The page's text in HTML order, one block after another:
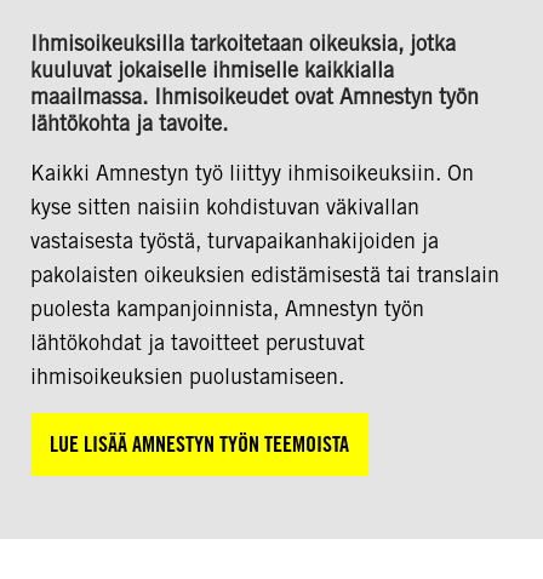
Ihmisoikeuksilla tarkoitetaan oikeuksia, jotka
kuuluvat jokaiselle ihmiselle kaikkialla
maailmassa. Ihmisoikeudet ovat Amnestyn työn
lähtökohta ja tavoite.
Kaikki Amnestyn työ liittyy ihmisoikeuksiin. On
kyse sitten naisiin kohdistuvan väkivallan
vastaisesta työstä, turvapaikanhakijoiden ja
pakolaisten oikeuksien edistämisestä tai translain
puolesta kampanjoinnista, Amnestyn työn
lähtökohdat ja tavoitteet perustuvat
ihmisoikeuksien puolustamiseen.
LUE LISÄÄ AMNESTYN TYÖN TEEMOISTA